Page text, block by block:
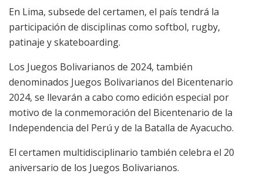
En Lima, subsede del certamen, el país tendrá la
participación de disciplinas como softbol, rugby,
patinaje y skateboarding.
Los Juegos Bolivarianos de 2024, también
denominados Juegos Bolivarianos del Bicentenario
2024, se llevarán a cabo como edición especial por
motivo de la conmemoración del Bicentenario de la
Independencia del Perú y de la Batalla de Ayacucho.
El certamen multidisciplinario también celebra el 20
aniversario de los Juegos Bolivarianos.